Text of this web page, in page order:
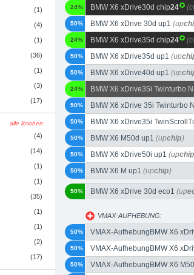
(1)
(4)
(1)
(36)
(1)
(3)
(17)
alle löschen
(4)
(14)
(1)
(1)
(35)
(1)
(1)
(2)
(17)
BMW X6 xDrive30d chip24
24%
BMW X6 xDrive 30d up1 (up
50%
BMW X6 xDrive35d chip24
24%
BMW X6 xDrive35d up1 (up
50%
BMW X6 xDrive40d up1 (up
50%
BMW X6 xDrive35i Twinturbo
24%
BMW X6 xDrive 35i Twinturbo
50%
BMW X6 xDrive35i
50%
BMW X6 M50d up1 (upchip)
50%
BMW X6 xDrive50i up1 (upchip
50%
BMW X6 M up1 (upchip)
50%
BMW X6 xDrive 30d eco1 (up
50%
VMAX-AUFHEBUNG:
VMAX-AufhebungBMW X6
50%
VMAX-AufhebungBMW X6
(up chip)
50%
VMAX-AufhebungBMW X6
50%